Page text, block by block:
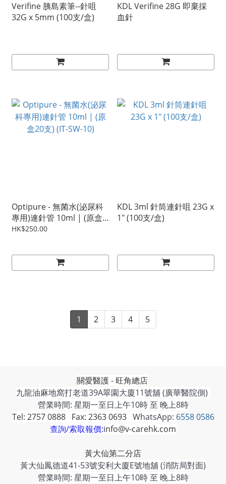
Verifine 胰島素筆--針咀
32G x 5mm (100支/盒)
KDL Verifine 28G 即棄採
血針
Optipure - 無菌水(泌尿科
專用)連針管 10ml | (原盒
20支) (IT-SW-10)
HK$250.00
KDL 3ml 針筒連針咀 23G x
1" (100支/盒)
1 2 3 4 5
關愛醫護 - 旺角總店
九龍油麻地窩打老道39A翠園大廈11號舖 (廣華醫院側)
營業時間: 星期一至日上午10時 至 晚上8時
Tel: 2757 0888 Fax: 2363 0693WhatsApp: 6558 0586
查詢/索取報價:info@v-carehk.com
黃大仙第二分店
黃大仙鳳德道41-53號安利大廈E號地舖 (消防局對面)
營業時間: 星期一至日上午10時 至 晚上8時